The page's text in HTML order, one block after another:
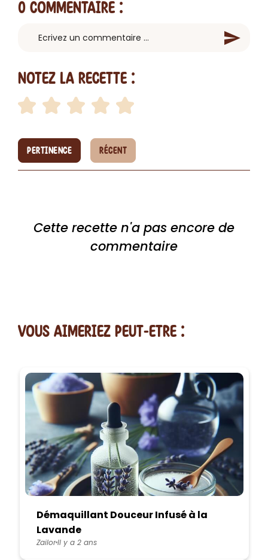
0 Commentaire :
Notez la recette :
PERTINENCE RÉCENT
Cette recette n'a pas encore de
commentaire
vous AIMERiEZ PEUT-ETRE :
Démaquillant Douceur Infusé à la
Lavande
ZailorIl y a 2 ans